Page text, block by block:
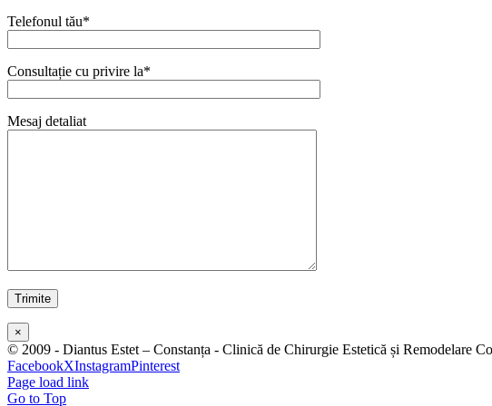
Telefonul tău*
Consultație cu privire la*
Mesaj detaliat
×
© 2009 - Diantus Estet – Constanța - Clinică de Chirurgie Estetică și Remodelare
FacebookXInstagramPinterest
Page load link
Go to Top